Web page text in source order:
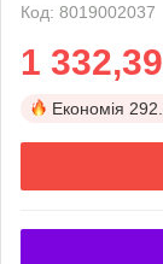
Код: 8019002037
1 332,39
Економія